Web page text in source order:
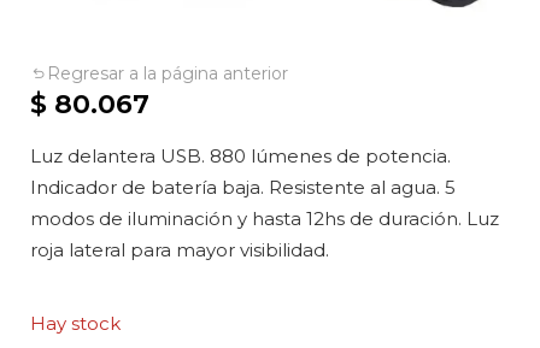
Regresar a la página anterior
$ 80.067
Luz delantera USB. 880 lúmenes de potencia.
Indicador de batería baja. Resistente al agua. 5
modos de iluminación y hasta 12hs de duración. Luz
roja lateral para mayor visibilidad.
Hay stock